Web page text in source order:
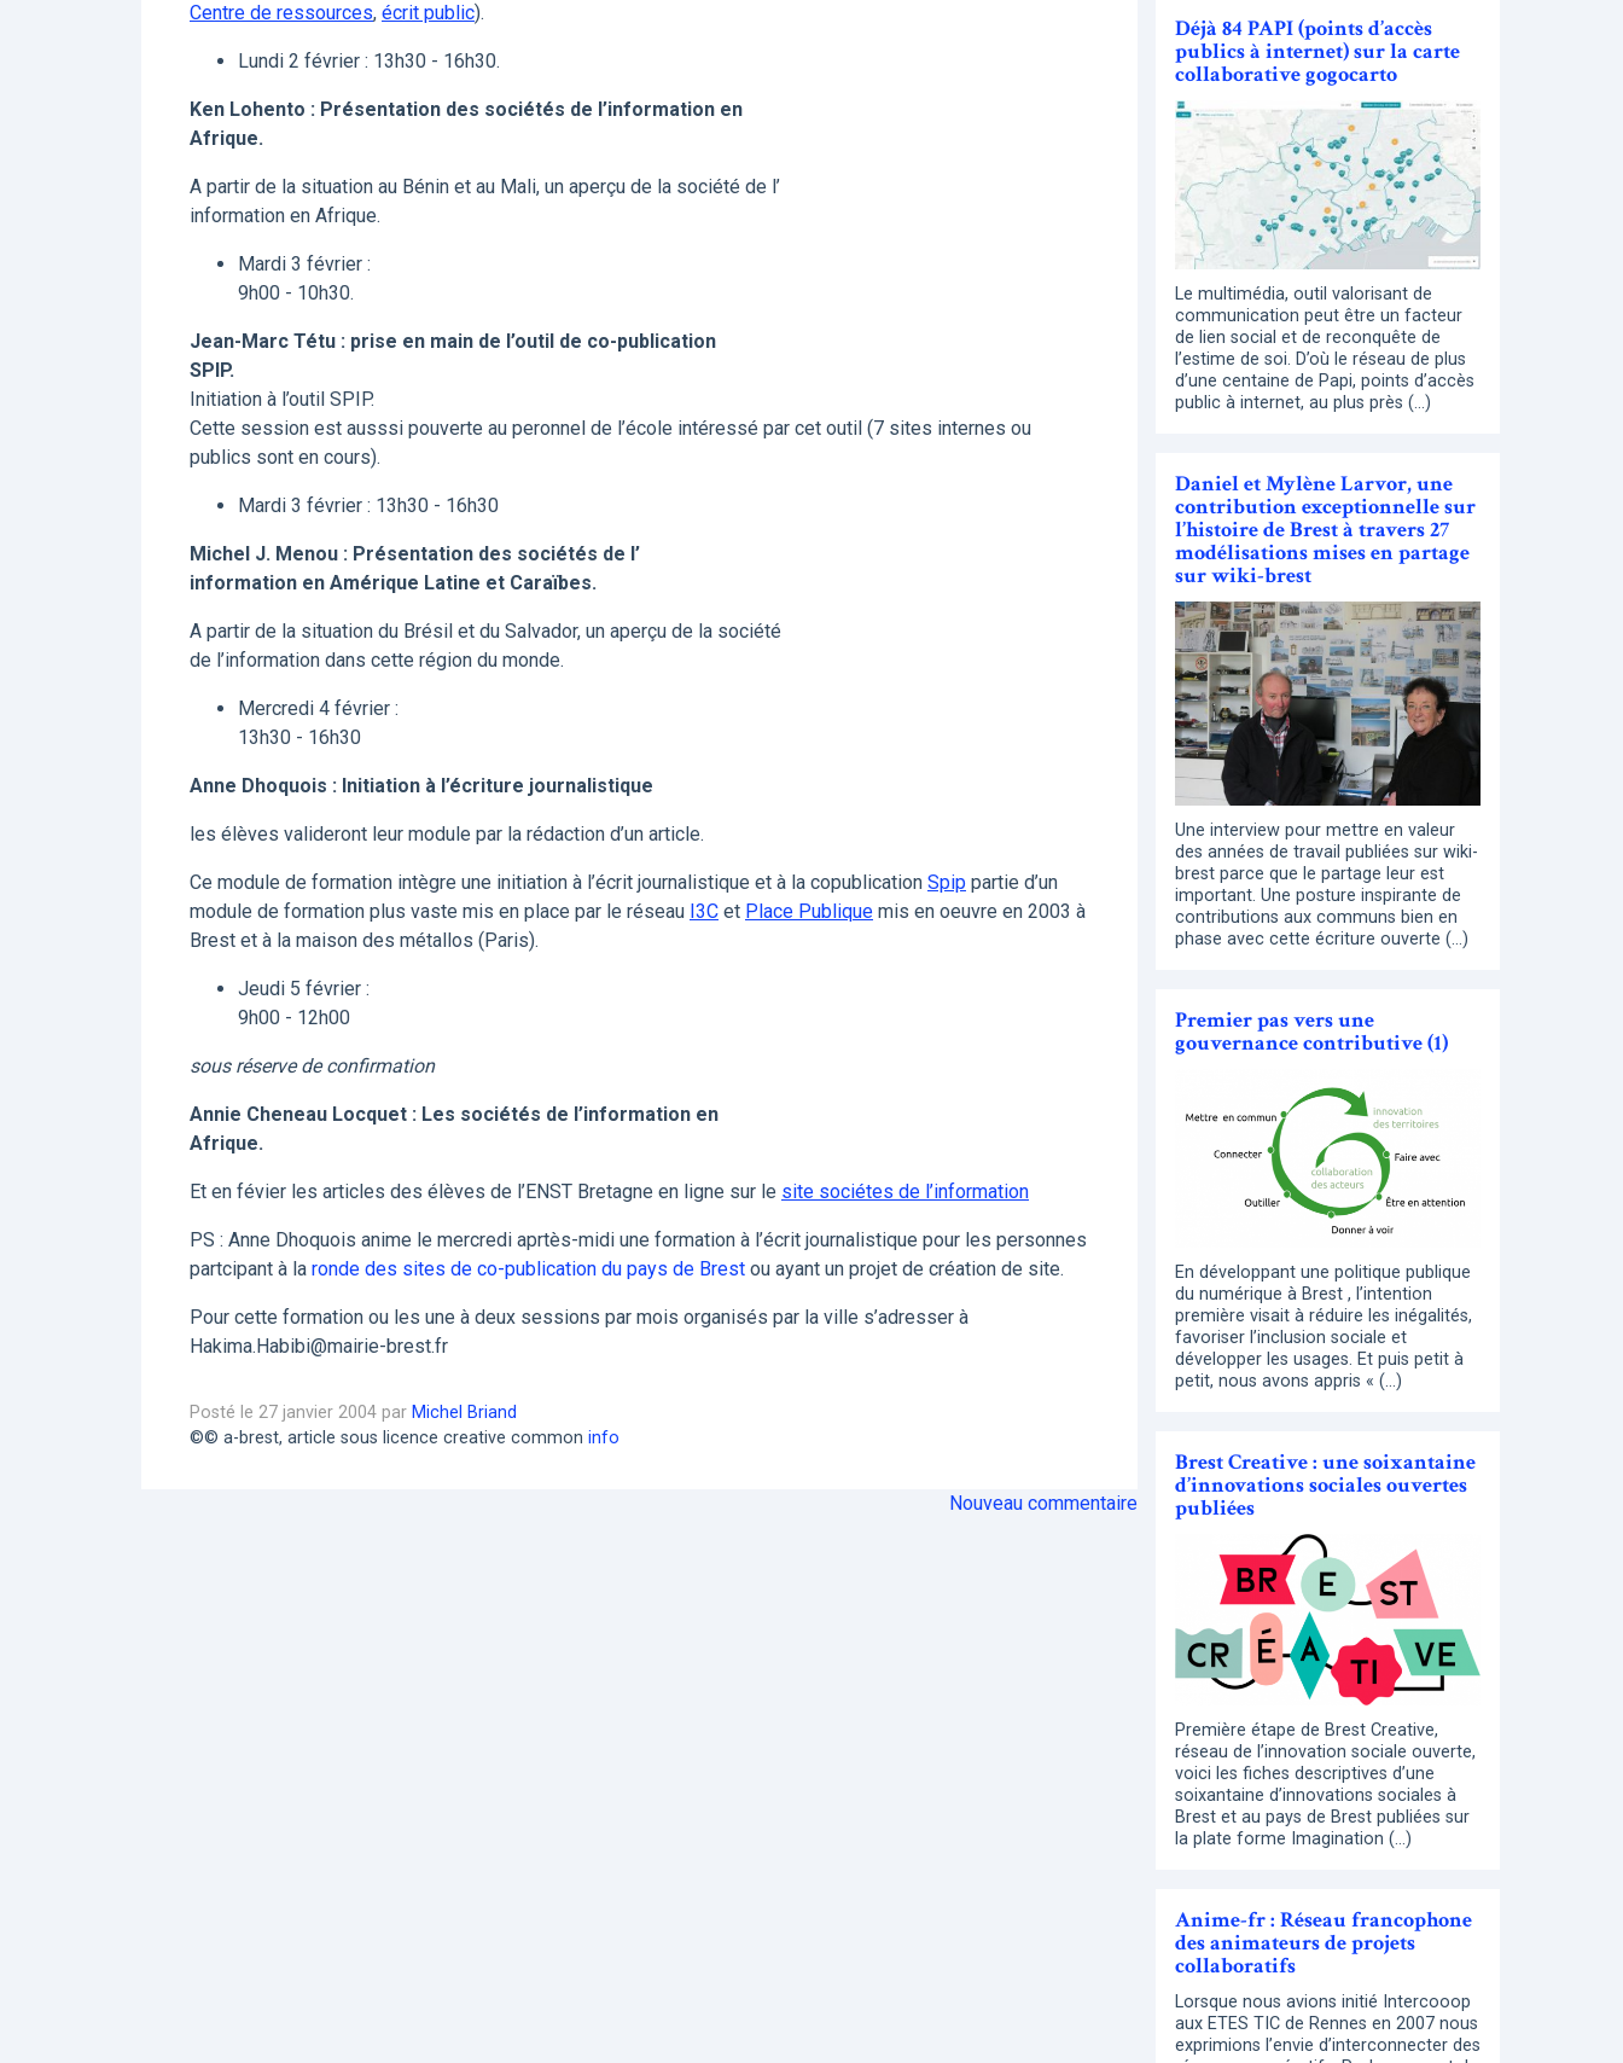
Centre de ressources, écrit public).
Lundi 2 février : 13h30 - 16h30.
Ken Lohento : Présentation des sociétés de l’information en
Afrique.
A partir de la situation au Bénin et au Mali, un aperçu de la société de l’
information en Afrique.
Mardi 3 février :
9h00 - 10h30.
Jean-Marc Tétu : prise en main de l’outil de co-publication
SPIP.
Initiation à l’outil SPIP.
Cette session est ausssi pouverte au peronnel de l’école intéressé par cet outil (7 sites internes ou
publics sont en cours).
Mardi 3 février : 13h30 - 16h30
Michel J. Menou : Présentation des sociétés de l’
information en Amérique Latine et Caraïbes.
A partir de la situation du Brésil et du Salvador, un aperçu de la société
de l’information dans cette région du monde.
Mercredi 4 février :
13h30 - 16h30
Anne Dhoquois : Initiation à l’écriture journalistique
les élèves valideront leur module par la rédaction d’un article.
Ce module de formation intègre une initiation à l’écrit journalistique et à la copublication Spip partie d’un
module de formation plus vaste mis en place par le réseau I3C et Place Publique mis en oeuvre en 2003 à
Brest et à la maison des métallos (Paris).
Jeudi 5 février :
9h00 - 12h00
sous réserve de confirmation
Annie Cheneau Locquet : Les sociétés de l’information en
Afrique.
Et en févier les articles des élèves de l’ENST Bretagne en ligne sur le site sociétes de l’information
PS : Anne Dhoquois anime le mercredi aprtès-midi une formation à l’écrit journalistique pour les personnes
partcipant à la ronde des sites de co-publication du pays de Brest ou ayant un projet de création de site.
Pour cette formation ou les une à deux sessions par mois organisés par la ville s’adresser à
Hakima.Habibi@mairie-brest.fr
Posté le 27 janvier 2004 par Michel Briand
©© a-brest, article sous licence creative common info
Nouveau commentaire
Déjà 84 PAPI (points d’accès
publics à internet) sur la carte
collaborative gogocarto
Le multimédia, outil valorisant de
communication peut être un facteur
de lien social et de reconquête de
l’estime de soi. D’où le réseau de plus
d’une centaine de Papi, points d’accès
public à internet, au plus près (…)
Daniel et Mylène Larvor, une
contribution exceptionnelle sur
l’histoire de Brest à travers 27
modélisations mises en partage
sur wiki-brest
Une interview pour mettre en valeur
des années de travail publiées sur wiki-
brest parce que le partage leur est
important. Une posture inspirante de
contributions aux communs bien en
phase avec cette écriture ouverte (…)
Premier pas vers une
gouvernance contributive (1)
En développant une politique publique
du numérique à Brest , l’intention
première visait à réduire les inégalités,
favoriser l’inclusion sociale et
développer les usages. Et puis petit à
petit, nous avons appris « (…)
Brest Creative : une soixantaine
d’innovations sociales ouvertes
publiées
Première étape de Brest Creative,
réseau de l’innovation sociale ouverte,
voici les fiches descriptives d’une
soixantaine d’innovations sociales à
Brest et au pays de Brest publiées sur
la plate forme Imagination (…)
Anime-fr : Réseau francophone
des animateurs de projets
collaboratifs
Lorsque nous avions initié Intercooop
aux ETES TIC de Rennes en 2007 nous
exprimions l’envie d’interconnecter des